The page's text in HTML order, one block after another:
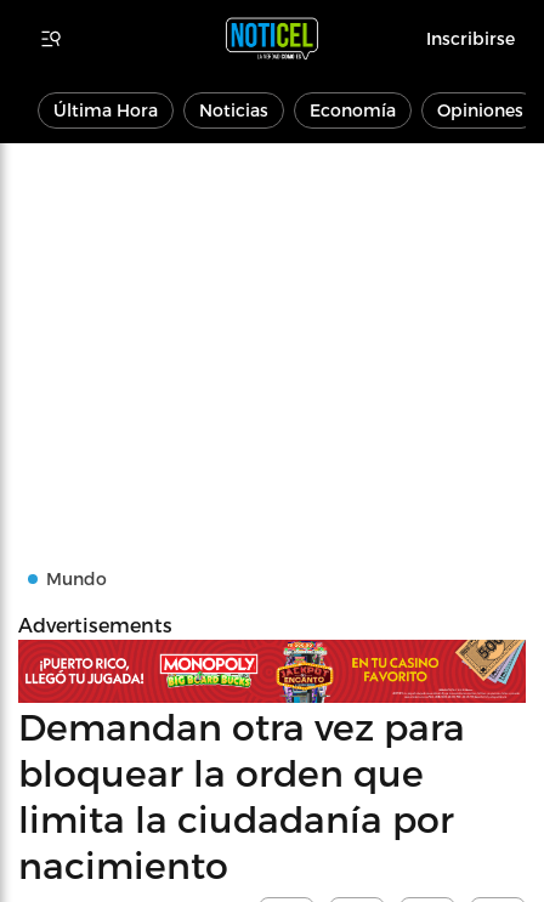
Inscribirse
Última Hora Noticias Economía Opiniones
Mundo
Advertisements
Demandan otra vez para
bloquear la orden que
limita la ciudadanía por
nacimiento